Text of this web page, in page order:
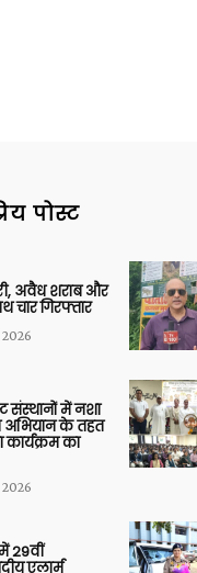
पोस्ट
अवैध शराब और
चार गिरफ्तार
संस्थानों में नशा
अभियान के तहत
का
29वीं
एलार्म